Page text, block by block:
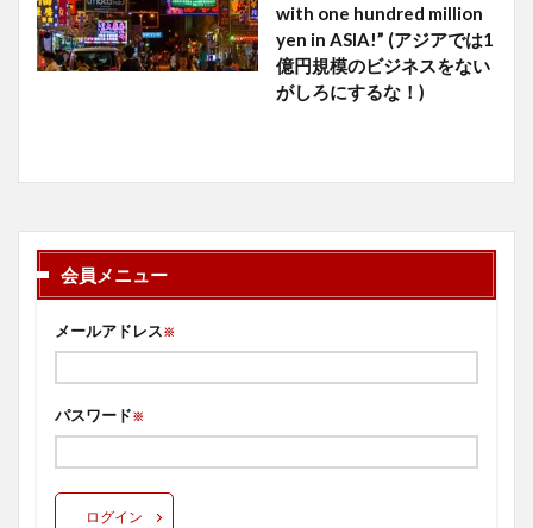
with one hundred million
yen in ASIA!” (アジアでは1
億円規模のビジネスをない
がしろにするな！)
会員メニュー
メールアドレス※
パスワード※
ログイン